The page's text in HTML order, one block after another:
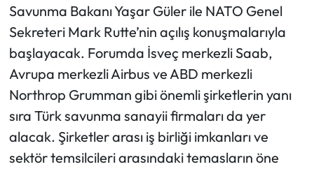
Savunma Bakanı Yaşar Güler ile NATO Genel
Sekreteri Mark Rutte’nin açılış konuşmalarıyla
başlayacak. Forumda İsveç merkezli Saab,
Avrupa merkezli Airbus ve ABD merkezli
Northrop Grumman gibi önemli şirketlerin yanı
sıra Türk savunma sanayii firmaları da yer
alacak. Şirketler arası iş birliği imkanları ve
sektör temsilcileri arasındaki temasların öne